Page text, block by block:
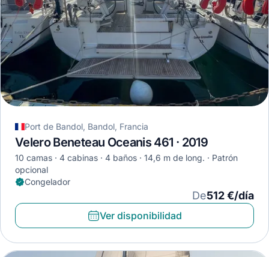
Port de Bandol, Bandol, Francia
Velero Beneteau Oceanis 461 · 2019
10 camas 4 cabinas 4 baños 14,6 m de long.
Patrón
opcional
Congelador
De512 €/día
Ver disponibilidad